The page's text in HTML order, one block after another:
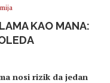
KAO MANA:
nosi rizik da jedan